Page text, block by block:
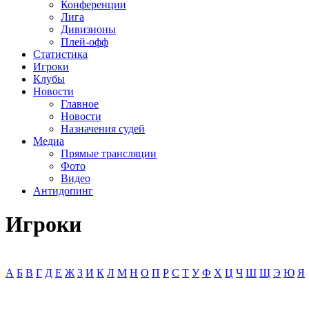
Конференции
Лига
Дивизионы
Плей-офф
Статистика
Игроки
Клубы
Новости
Главное
Новости
Назначения судей
Медиа
Прямые трансляции
Фото
Видео
Антидопинг
Игроки
А Б В Г Д Е Ж З И К Л М Н О П Р С Т У Ф Х Ц Ч Ш Щ Э Ю Я